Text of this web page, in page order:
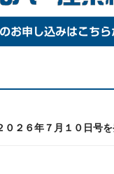
２６年７月１０日号を